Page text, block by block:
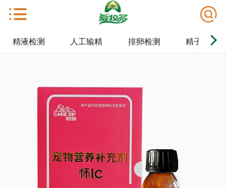
精液检测 人工输精 排卵检测 精子保存